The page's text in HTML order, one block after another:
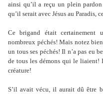
ainsi qu’il a reçu un plein pardon
qu’il serait avec Jésus au Paradis,
Ce brigand était
nombreux péchés! Mais notez
un tous ses péchés! Il n’a pas eu
de tous les démons qui le liaient!
créature!
S’il avait vécu, il aurait dû être